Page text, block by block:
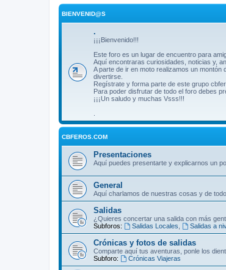
BIENVENID@S
.
¡¡¡Bienvenido!!!
Este foro es un lugar de encuentro para
Aquí encontraras curiosidades, noticias y,
A parte de ir en moto realizamos un
divertirse.
Regístrate y forma parte de este grupo
Para poder disfrutar de todo el foro debes
¡¡¡Un saludo y muchas Vsss!!!
CBFEROS.COM
Presentaciones
Aquí puedes presentarte y explicarnos un
General
Aquí charlamos de nuestras cosas y de
Salidas
¿Quieres concertar una salida con más
Subforos:
Salidas Locales Salidas a
Crónicas y fotos de salidas
Comparte aquí tus aventuras, ponle los
Subforo:
Crónicas Viajeras